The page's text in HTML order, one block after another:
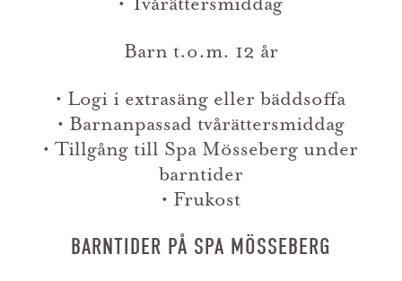
Barn t.o.m. 12 år
• Logi i extrasäng eller bäddsoffa
• Barnanpassad tvårättersmiddag
• Tillgång till Spa Mösseberg under
barntider
• Frukost
BARNTIDER PÅ SPA MÖSSEBERG